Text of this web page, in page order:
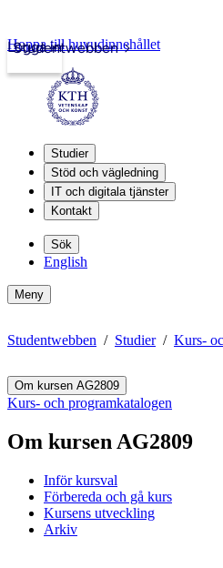
Studentwebben
Logga in
Hoppa till huvudinnehållet
Studier
Stöd och vägledning
IT och digitala tjänster
Kontakt
Sök
English
Meny
Studentwebben Studier Kurs-
Om kursen AG2809
Kurs- och programkatalogen
Om kursen AG2809
Inför kursval
Förbereda och gå kurs
Kursens utveckling
Arkiv